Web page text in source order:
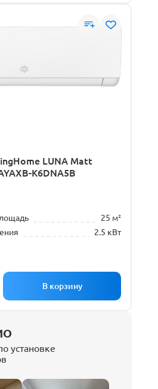
LUNA Matt
K6DNA5B
25 м²
2.5 кВт
установке